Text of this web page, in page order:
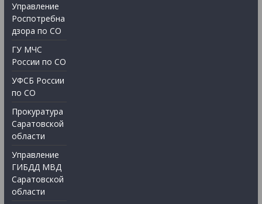
Управление
Роспотребна
дзора по СО
ГУ МЧС
России по СО
УФСБ России
по СО
Прокуратура
Саратовской
области
Управление
ГИБДД МВД
Саратовской
области